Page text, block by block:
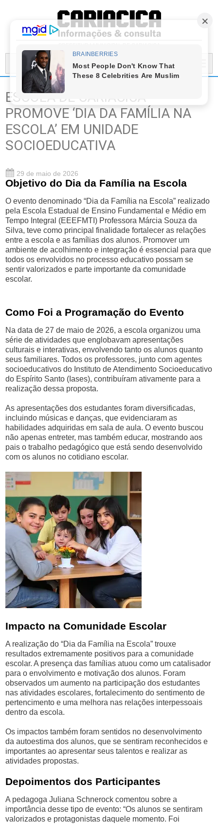
MENU...
ESCOLA DE CARIACICA
PROMOVE ‘DIA DA FAMÍLIA NA
ESCOLA’ EM UNIDADE
SOCIOEDUCATIVA
29 de maio de 2026
Objetivo do Dia da Família na Escola
O evento denominado “Dia da Família na Escola” realizado
pela Escola Estadual de Ensino Fundamental e Médio em
Tempo Integral (EEEFMTI) Professora Márcia Souza da
Silva, teve como principal finalidade fortalecer as relações
entre a escola e as famílias dos alunos. Promover um
ambiente de acolhimento e integração é essencial para que
todos os envolvidos no processo educativo possam se
sentir valorizados e parte importante da comunidade
escolar.
Como Foi a Programação do Evento
Na data de 27 de maio de 2026, a escola organizou uma
série de atividades que englobavam apresentações
culturais e interativas, envolvendo tanto os alunos quanto
seus familiares. Todos os professores, junto com agentes
socioeducativos do Instituto de Atendimento Socioeducativo
do Espírito Santo (Iases), contribuíram ativamente para a
realização dessa proposta.
As apresentações dos estudantes foram diversificadas,
incluindo músicas e danças, que evidenciaram as
habilidades adquiridas em sala de aula. O evento buscou
não apenas entreter, mas também educar, mostrando aos
pais o trabalho pedagógico que está sendo desenvolvido
com os alunos no cotidiano escolar.
Impacto na Comunidade Escolar
A realização do “Dia da Família na Escola” trouxe
resultados extremamente positivos para a comunidade
escolar. A presença das famílias atuou como um catalisador
para o envolvimento e motivação dos alunos. Foram
observados um aumento na participação dos estudantes
nas atividades escolares, fortalecimento do sentimento de
pertencimento e uma melhora nas relações interpessoais
dentro da escola.
Os impactos também foram sentidos no desenvolvimento
da autoestima dos alunos, que se sentiram reconhecidos e
importantes ao apresentar seus talentos e realizar as
atividades propostas.
Depoimentos dos Participantes
A pedagoga Juliana Schnerock comentou sobre a
importância desse tipo de evento: “Os alunos se sentiram
valorizados e protagonistas daquele momento. Foi